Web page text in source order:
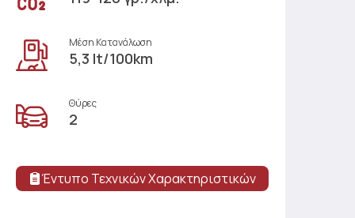
Μέση Κατανάλωση
5,3 lt/100km
Θύρες
2
Έντυπο Τεχνικών Χαρακτηριστικών